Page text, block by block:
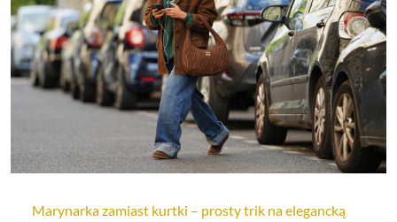
Marynarka zamiast kurtki – prosty trik na elegancką